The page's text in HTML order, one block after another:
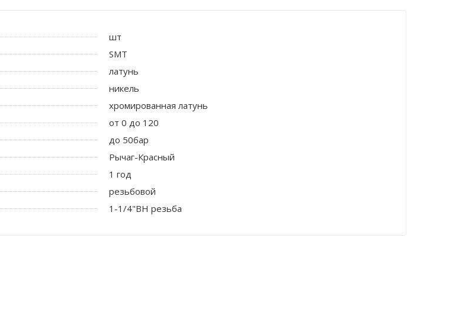
шт
SMT
латунь
никель
хромированная латунь
от 0 до 120
до 50бар
Рычаг-Красный
1 год
резьбовой
1-1/4"ВН резьба